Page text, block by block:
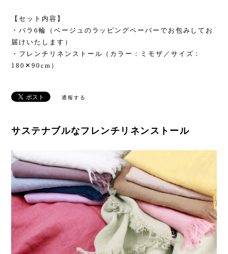
【セット内容】
・バラ6輪（ベージュのラッピングペーパーでお包みしてお
届けいたします）
・フレンチリネンストール（カラー：ミモザ／サイズ：
180✕90cm）
通報する
サステナブルなフレンチリネンストール